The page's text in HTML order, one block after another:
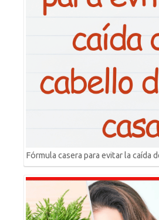
Fórmula casera para evitar la caída